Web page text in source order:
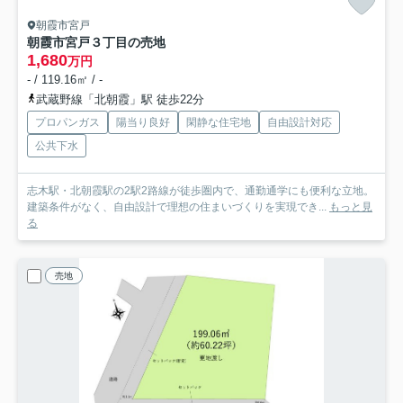
朝霞市宮戸
朝霞市宮戸３丁目の売地
1,680万円
- / 119.16㎡ / -
武蔵野線「北朝霞」駅 徒歩22分
プロパンガス 陽当り良好 閑静な住宅地
自由設計対応
公共下水
志木駅・北朝霞駅の2駅2路線が徒歩圏内で、通勤通学にも便利な立地。
建築条件がなく、自由設計で理想の住まいづくりを実現でき... もっと見
る
売地